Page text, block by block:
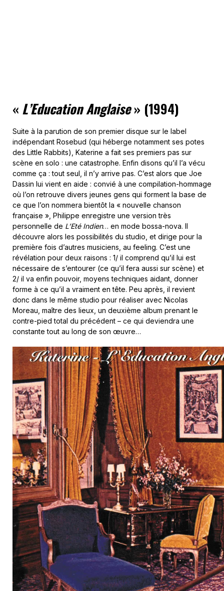
« L’Education Anglaise» (1994)
Suite à la parution de son premier disque sur le label
indépendant Rosebud (qui héberge notamment ses potes
des Little Rabbits), Katerine a fait ses premiers pas sur
scène en solo : une catastrophe. Enfin disons qu’il l’a vécu
comme ça : tout seul, il n’y arrive pas. C’est alors que Joe
Dassin lui vient en aide : convié à une compilation-hommage
où l’on retrouve divers jeunes gens qui forment la base de
ce que l’on nommera bientôt la « nouvelle chanson
française », Philippe enregistre une version très
personnelle de L’Eté Indien… en mode bossa-nova. Il
découvre alors les possibilités du studio, et dirige pour la
première fois d’autres musiciens, au feeling. C’est une
révélation pour deux raisons : 1/ il comprend qu’il lui est
nécessaire de s’entourer (ce qu’il fera aussi sur scène) et
2/ il va enfin pouvoir, moyens techniques aidant, donner
forme à ce qu’il a vraiment en tête. Peu après, il revient
donc dans le même studio pour réaliser avec Nicolas
Moreau, maître des lieux, un deuxième album prenant le
contre-pied total du précédent – ce qui deviendra une
constante tout au long de son œuvre…